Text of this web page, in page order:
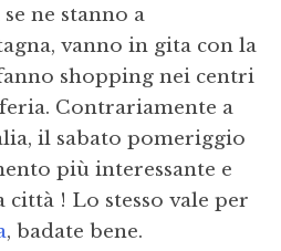
ne stanno a
vanno in gita con la
shopping nei centri
Contrariamente a
il sabato pomeriggio
più interessante e
! Lo stesso vale per
, badate bene.